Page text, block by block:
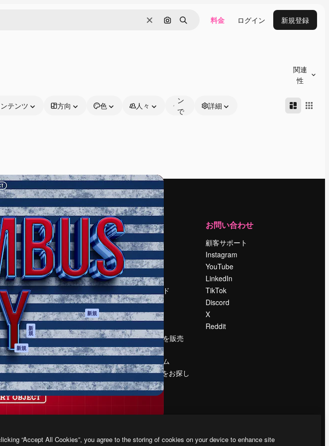
消去 画像で検索
検索 料金 ログイン 新規登録
関連
性
テンツ 方向 色 人々
ン
で
詳細
ント
ツール
ツール
成ツール
ンテン
新
規
ト 新規
プリ
ツ
はじめに
Academy
ドキュメント
サポート
利用規約
プライバシーポリ
シー
オリジナル 新規
トラストセンター
アフィリエイト
法人向け
運営
料金
会社概要
Reviews
採用情報
検索トレンド
ブログ
イベント
コンテンツを販売
する
プレスルーム
magnific.aiをお探し
ですか？
お問い合わせ
顧客サポート
Instagram
YouTube
LinkedIn
TikTok
Discord
X
Reddit
“Accept All Cookies”, you agree to the storing of cookies on your device to enhance site